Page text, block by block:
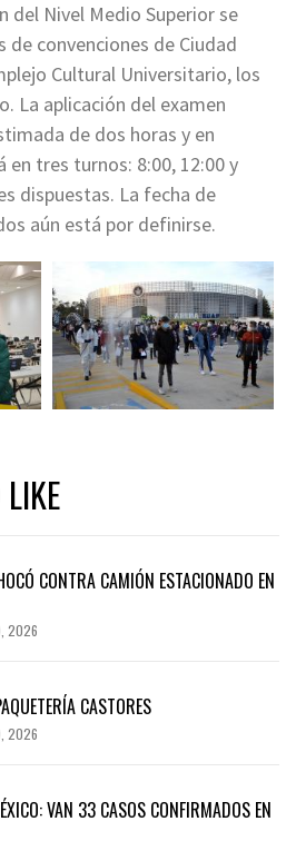
del Nivel Medio Superior se
de convenciones de Ciudad
Cultural Universitario, los
La aplicación del examen
de dos horas y en
tres turnos: 8:00, 12:00 y
dispuestas. La fecha de
aún está por definirse.
CONTRA CAMIÓN ESTACIONADO EN
2026
CASTORES
2026
VAN 33 CASOS CONFIRMADOS EN